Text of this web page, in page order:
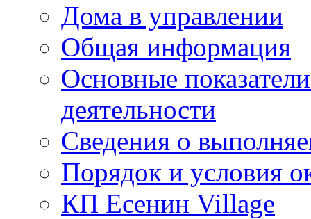
Дома в управлении
Общая информация
Основные
деятельности
Сведения о
Порядок и условия
КП Есенин Village